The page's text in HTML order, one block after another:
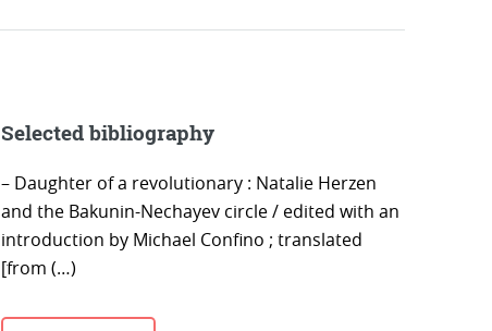
Selected bibliography
– Daughter of a revolutionary : Natalie Herzen
and the Bakunin-Nechayev circle / edited with an
introduction by Michael Confino ; translated
[from (…)